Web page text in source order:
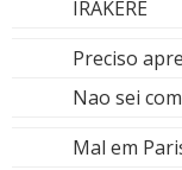
IRAKERE
Preciso
Nao sei
Mal em